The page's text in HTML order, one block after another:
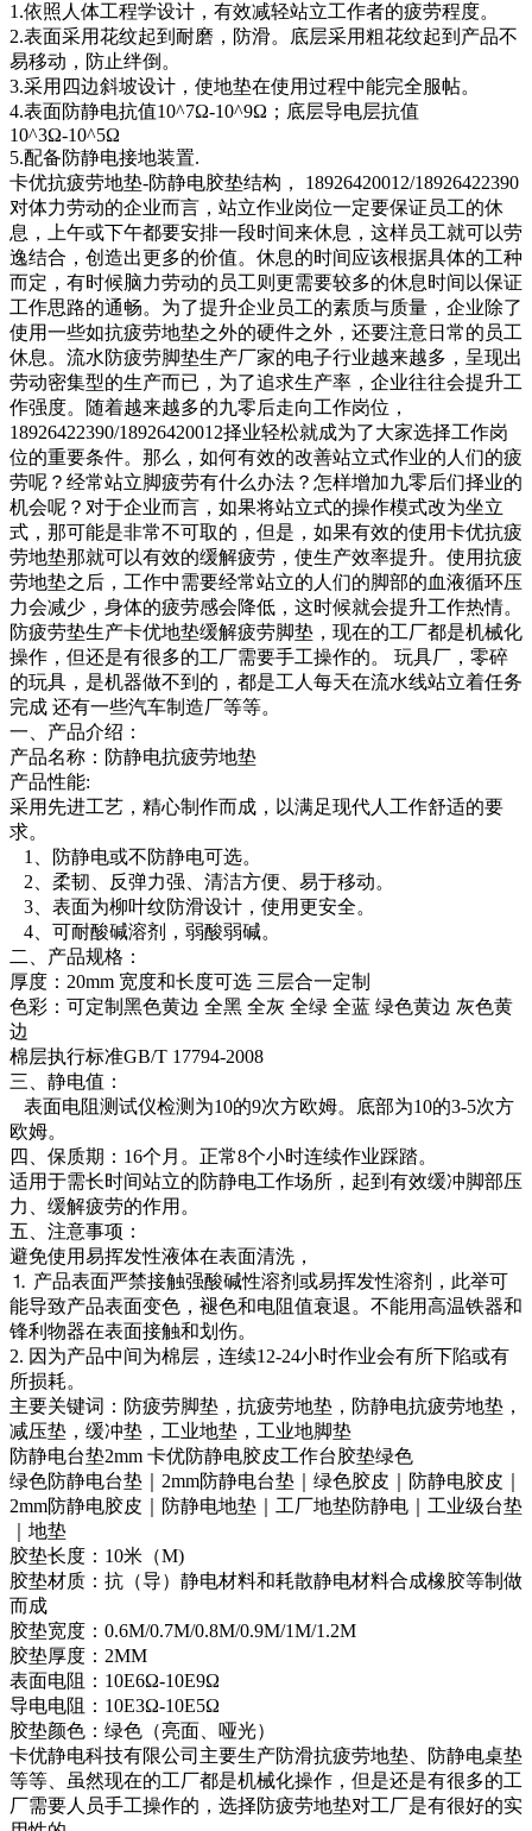
1.依照人体工程学设计，有效减轻站立工作者的疲劳程度。
2.表面采用花纹起到耐磨，防滑。底层采用粗花纹起到产品不
易移动，防止绊倒。
3.采用四边斜坡设计，使地垫在使用过程中能完全服帖。
4.表面防静电抗值10^7Ω-10^9Ω；底层导电层抗值
10^3Ω-10^5Ω
5.配备防静电接地装置.
卡优抗疲劳地垫-防静电胶垫结构， 18926420012/18926422390
对体力劳动的企业而言，站立作业岗位一定要保证员工的休
息，上午或下午都要安排一段时间来休息，这样员工就可以劳
逸结合，创造出更多的价值。休息的时间应该根据具体的工种
而定，有时候脑力劳动的员工则更需要较多的休息时间以保证
工作思路的通畅。为了提升企业员工的素质与质量，企业除了
使用一些如抗疲劳地垫之外的硬件之外，还要注意日常的员工
休息。流水防疲劳脚垫生产厂家的电子行业越来越多，呈现出
劳动密集型的生产而已，为了追求生产率，企业往往会提升工
作强度。随着越来越多的九零后走向工作岗位，
18926422390/18926420012择业轻松就成为了大家选择工作岗
位的重要条件。那么，如何有效的改善站立式作业的人们的疲
劳呢？经常站立脚疲劳有什么办法？怎样增加九零后们择业的
机会呢？对于企业而言，如果将站立式的操作模式改为坐立
式，那可能是非常不可取的，但是，如果有效的使用卡优抗疲
劳地垫那就可以有效的缓解疲劳，使生产效率提升。使用抗疲
劳地垫之后，工作中需要经常站立的人们的脚部的血液循环压
力会减少，身体的疲劳感会降低，这时候就会提升工作热情。
防疲劳垫生产卡优地垫缓解疲劳脚垫，现在的工厂都是机械化
操作，但还是有很多的工厂需要手工操作的。 玩具厂，零碎
的玩具，是机器做不到的，都是工人每天在流水线站立着任务
完成 还有一些汽车制造厂等等。
一、产品介绍：
产品名称：防静电抗疲劳地垫
产品性能:
采用先进工艺，精心制作而成，以满足现代人工作舒适的要
求。
1、防静电或不防静电可选。
2、柔韧、反弹力强、清洁方便、易于移动。
3、表面为柳叶纹防滑设计，使用更安全。
4、可耐酸碱溶剂，弱酸弱碱。
二、产品规格：
厚度：20mm 宽度和长度可选 三层合一定制
色彩：可定制黑色黄边 全黑 全灰 全绿 全蓝 绿色黄边 灰色黄
边
棉层执行标准GB/T 17794-2008
三、静电值：
表面电阻测试仪检测为10的9次方欧姆。底部为10的3-5次方
欧姆。
四、保质期：16个月。正常8个小时连续作业踩踏。
适用于需长时间站立的防静电工作场所，起到有效缓冲脚部压
力、缓解疲劳的作用。
五、注意事项：
避免使用易挥发性液体在表面清洗，
⒈ 产品表面严禁接触强酸碱性溶剂或易挥发性溶剂，此举可
能导致产品表面变色，褪色和电阻值衰退。不能用高温铁器和
锋利物器在表面接触和划伤。
2. 因为产品中间为棉层，连续12-24小时作业会有所下陷或有
所损耗。
主要关键词：防疲劳脚垫，抗疲劳地垫，防静电抗疲劳地垫，
减压垫，缓冲垫，工业地垫，工业地脚垫
防静电台垫2mm 卡优防静电胶皮工作台胶垫绿色
绿色防静电台垫｜2mm防静电台垫｜绿色胶皮｜防静电胶皮｜
2mm防静电胶皮｜防静电地垫｜工厂地垫防静电｜工业级台垫
｜地垫
胶垫长度：10米（M)
胶垫材质：抗（导）静电材料和耗散静电材料合成橡胶等制做
而成
胶垫宽度：0.6M/0.7M/0.8M/0.9M/1M/1.2M
胶垫厚度：2MM
表面电阻：10E6Ω-10E9Ω
导电电阻：10E3Ω-10E5Ω
胶垫颜色：绿色（亮面、哑光）
卡优静电科技有限公司主要生产防滑抗疲劳地垫、防静电桌垫
等等、虽然现在的工厂都是机械化操作，但是还是有很多的工
厂需要人员手工操作的，选择防疲劳地垫对工厂是有很好的实